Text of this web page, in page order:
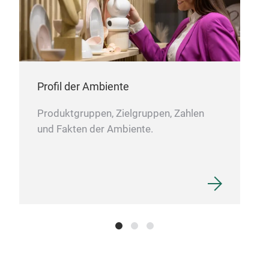
Profil der Ambiente
Produktgruppen, Zielgruppen, Zahlen
und Fakten der Ambiente.